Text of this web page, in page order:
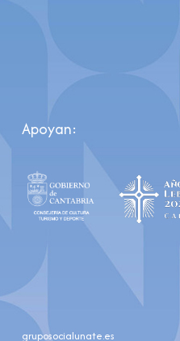
Apoyan:
gruposocialunate.es